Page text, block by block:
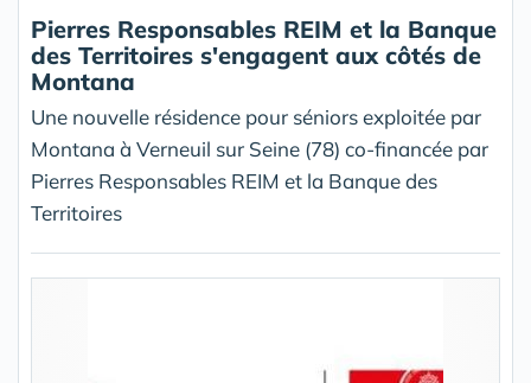
Pierres Responsables REIM et la Banque
des Territoires s'engagent aux côtés de
Montana
Une nouvelle résidence pour séniors exploitée par
Montana à Verneuil sur Seine (78) co-financée par
Pierres Responsables REIM et la Banque des
Territoires